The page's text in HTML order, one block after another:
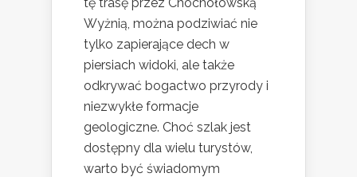
Wyżnią, można podziwiać nie
tylko zapierające dech w
piersiach widoki, ale także
odkrywać bogactwo przyrody i
niezwykłe formacje
geologiczne. Choć szlak jest
dostępny dla wielu turystów,
warto być świadomym